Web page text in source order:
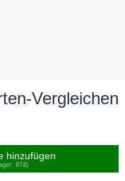
Vergleichen
hinzufügen
874)